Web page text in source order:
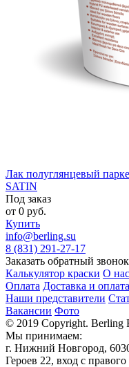
Лак полуглянцевый
SATIN
Под заказ
от 0 руб.
Купить
info@berling.su
8 (831) 291-27-17
Заказать обратный звонок
Калькулятор краски О нас
Оплата Доставка и оплата
Наши представители
Вакансии Фото
© 2019 Copyright. Berling
Мы принимаем:
г. Нижний Новгород,
Героев 22, вход с